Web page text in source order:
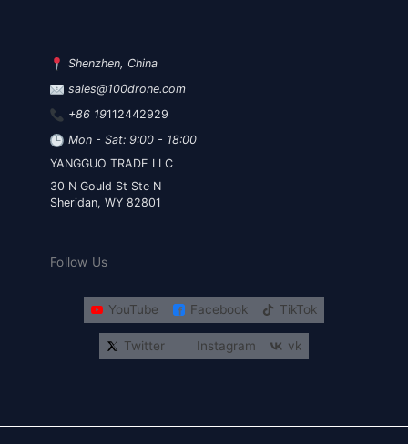
Shenzhen, China
sales@100drone.com
+86 19112442929
Mon - Sat: 9:00 - 18:00
YANGGUO TRADE LLC
30 N Gould St Ste N
Sheridan, WY 82801
Follow Us
YouTube Facebook TikTok
Twitter Instagram vk